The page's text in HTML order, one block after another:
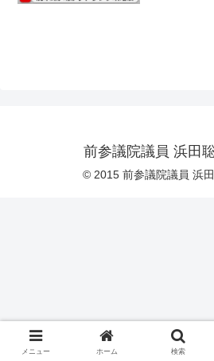
前参議院議員 浜田
© 2015 前参議院議員 浜
メニュー ホーム 検索